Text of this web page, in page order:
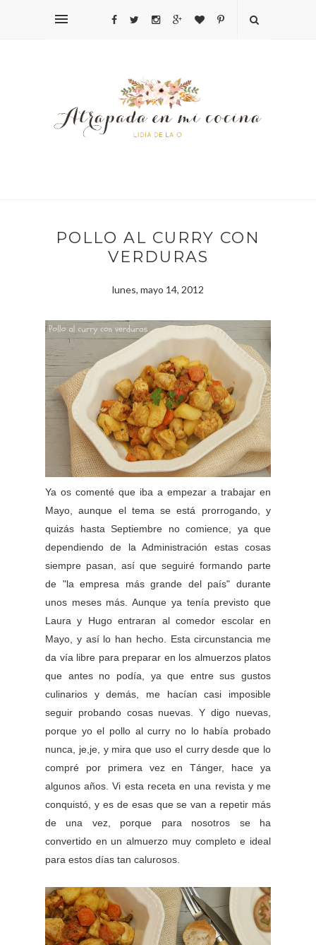
POLLO AL CURRY CON
VERDURAS
lunes, mayo 14, 2012
Ya os comenté que iba a empezar a trabajar en
Mayo, aunque el tema se está prorrogando, y
quizás hasta Septiembre no comience, ya que
dependiendo de la Administración estas cosas
siempre pasan, así que seguiré formando parte
de "la empresa más grande del país" durante
unos meses más. Aunque ya tenía previsto que
Laura y Hugo entraran al comedor escolar en
Mayo, y así lo han hecho. Esta circunstancia me
da vía libre para preparar en los almuerzos platos
que antes no podía, ya que entre sus gustos
culinarios y demás, me hacían casi imposible
seguir probando cosas nuevas. Y digo nuevas,
porque yo el pollo al curry no lo había probado
nunca, je,je, y mira que uso el curry desde que lo
compré por primera vez en Tánger, hace ya
algunos años. Vi esta receta en una revista y me
conquistó, y es de esas que se van a repetir más
de una vez, porque para nosotros se ha
convertido en un almuerzo muy completo e ideal
para estos días tan calurosos.